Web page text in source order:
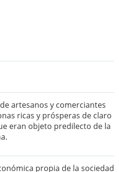
artesanos y comerciantes
ricas y prósperas de claro
eran objeto predilecto de la
propia de la sociedad